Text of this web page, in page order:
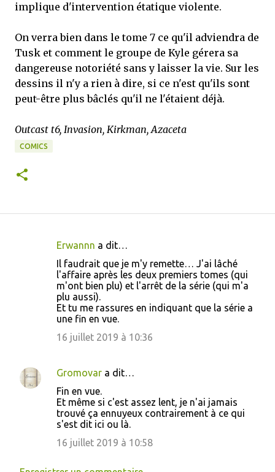
implique d'intervention étatique violente.
On verra bien dans le tome 7 ce qu'il adviendra de
Tusk et comment le groupe de Kyle gérera sa
dangereuse notoriété sans y laisser la vie. Sur les
dessins il n'y a rien à dire, si ce n'est qu'ils sont
peut-être plus bâclés qu'il ne l'étaient déjà.
Outcast t6, Invasion, Kirkman, Azaceta
COMICS
a
Erwannn a dit…
Il faudrait que je m'y remette… J'ai lâché
l'affaire après les deux premiers tomes (qui
m'ont bien plu) et l'arrêt de la série (qui m'a
plu aussi).
Et tu me rassures en indiquant que la série a
une fin en vue.
16 juillet 2019 à 10:36
Gromovar a dit…
Fin en vue.
Et même si c'est assez lent, je n'ai jamais
trouvé ça ennuyeux contrairement à ce qui
s'est dit ici ou là.
16 juillet 2019 à 10:58